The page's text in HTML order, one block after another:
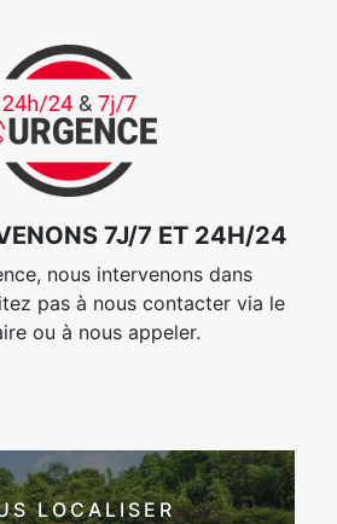
7J/7 ET 24H/24
nous intervenons dans
pas à nous contacter via le
ou à nous appeler.
LOCALISER